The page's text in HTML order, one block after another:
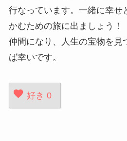
行なっています。一緒に幸せ
かむための旅に出ましょう
仲間になり、人生の宝物を見
ば幸いです。
好き 0